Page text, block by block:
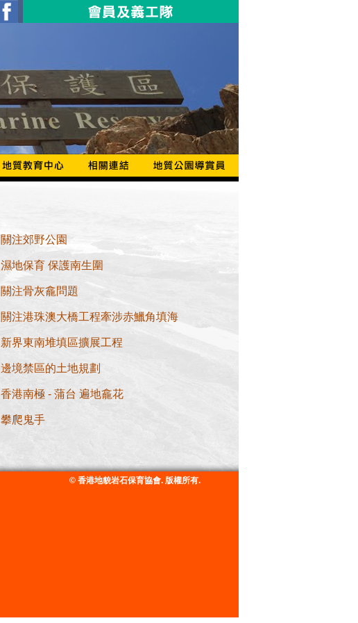
關注郊野公園
濕地保育 保護南生圍
關注骨灰龕問題
關注港珠澳大橋工程牽涉赤鱲角填海
新界東南堆填區擴展工程
邊境禁區的土地規劃
香港南極 - 蒲台 遍地龕花
攀爬鬼手
© 香港地貌岩石保育協會. 版權所有.